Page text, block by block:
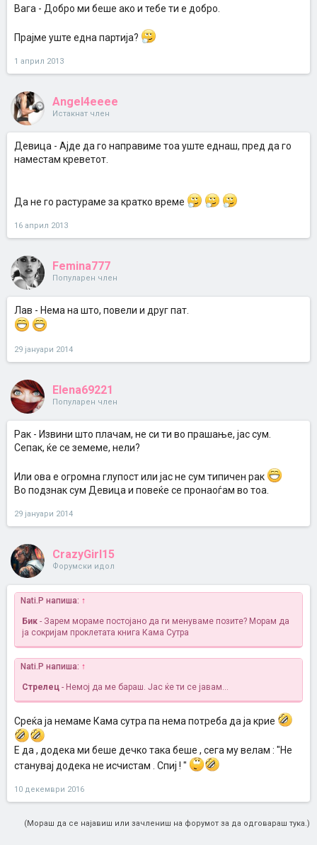
Вага - Добро ми беше ако и тебе ти е добро.
Прајме уште една партија?
1 април 2013
Angel4eeee
Истакнат член
Девица - Ајде да го направиме тоа уште еднаш, пред да го
наместам креветот.
Да не го растураме за кратко време
16 април 2013
Femina777
Популарен член
Лав - Нема на што, повели и друг пат.
29 јануари 2014
Elena69221
Популарен член
Рак - Извини што плачам, не си ти во прашање, јас сум.
Сепак, ќе се земеме, нели?
Или ова е огромна глупост или јас не сум типичен рак
Во подзнак сум Девица и повеќе се пронаоѓам во тоа.
29 јануари 2014
CrazyGirl15
Форумски идол
Nati.P напиша: ↑
Бик - Зарем мораме постојано да ги менуваме позите? Морам да
ја сокријам проклетата книга Кама Сутра
Nati.P напиша: ↑
Стрелец - Немој да ме бараш. Јас ќе ти се јавам...
Среќа ја немаме Кама сутра па нема потреба да ја крие
Е да , додека ми беше дечко така беше , сега му велам : "Не
станувај додека не исчистам . Спиј ! "
10 декември 2016
(Мораш да се најавиш или зачлениш на форумот за да одговараш тука.)